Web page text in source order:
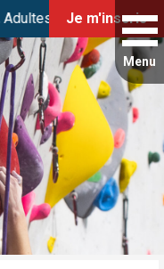
Stage Initiation.
Je m'inscris